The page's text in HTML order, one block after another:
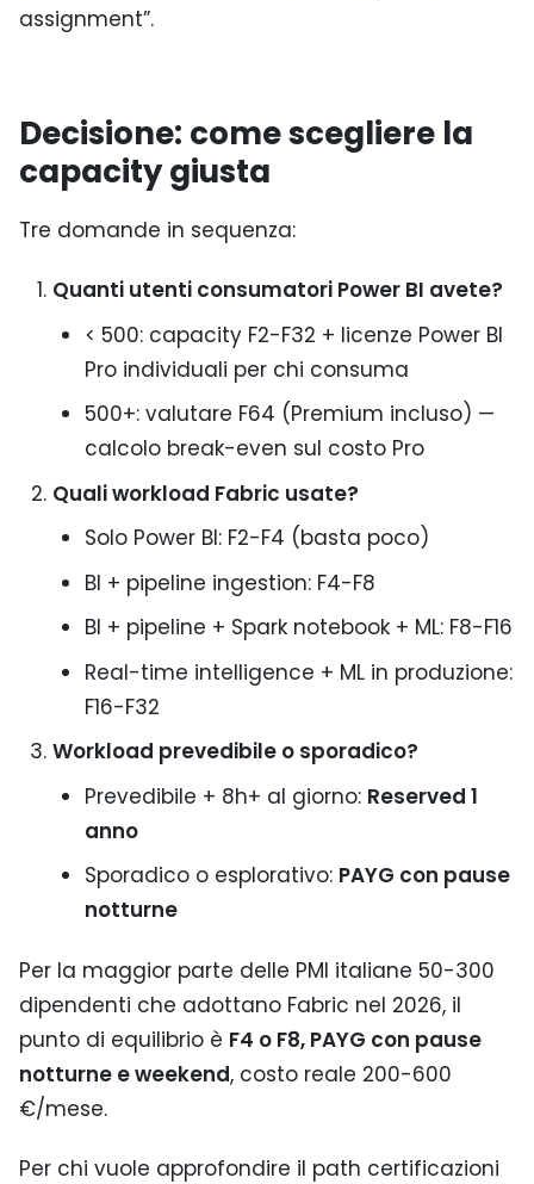
assignment”.
Decisione: come scegliere la
capacity giusta
Tre domande in sequenza:
Quanti utenti consumatori Power BI avete?
< 500: capacity F2-F32 + licenze Power BI
Pro individuali per chi consuma
500+: valutare F64 (Premium incluso) —
calcolo break-even sul costo Pro
Quali workload Fabric usate?
Solo Power BI: F2-F4 (basta poco)
BI + pipeline ingestion: F4-F8
BI + pipeline + Spark notebook + ML: F8-F16
Real-time intelligence + ML in produzione:
F16-F32
Workload prevedibile o sporadico?
Prevedibile + 8h+ al giorno: Reserved 1
anno
Sporadico o esplorativo: PAYG con pause
notturne
Per la maggior parte delle PMI italiane 50-300
dipendenti che adottano Fabric nel 2026, il
punto di equilibrio è F4 o F8, PAYG con pause
notturne e weekend, costo reale 200-600
€/mese.
Per chi vuole approfondire il path certificazioni